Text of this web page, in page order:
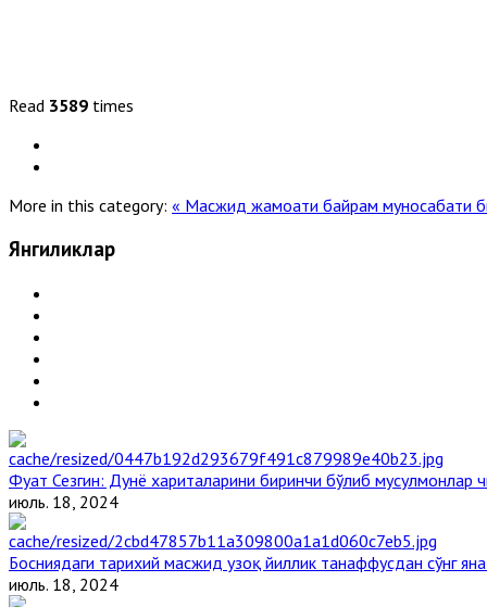
Read 3589 times
More in this category: « Масжид жамоати байрам муносабати
Янгиликлар
Фуат Сезгин: Дунё хариталарини биринчи бўлиб мусулмонлар
июль. 18, 2024
Босниядаги тарихий масжид узоқ йиллик танаффусдан сўнг
июль. 18, 2024